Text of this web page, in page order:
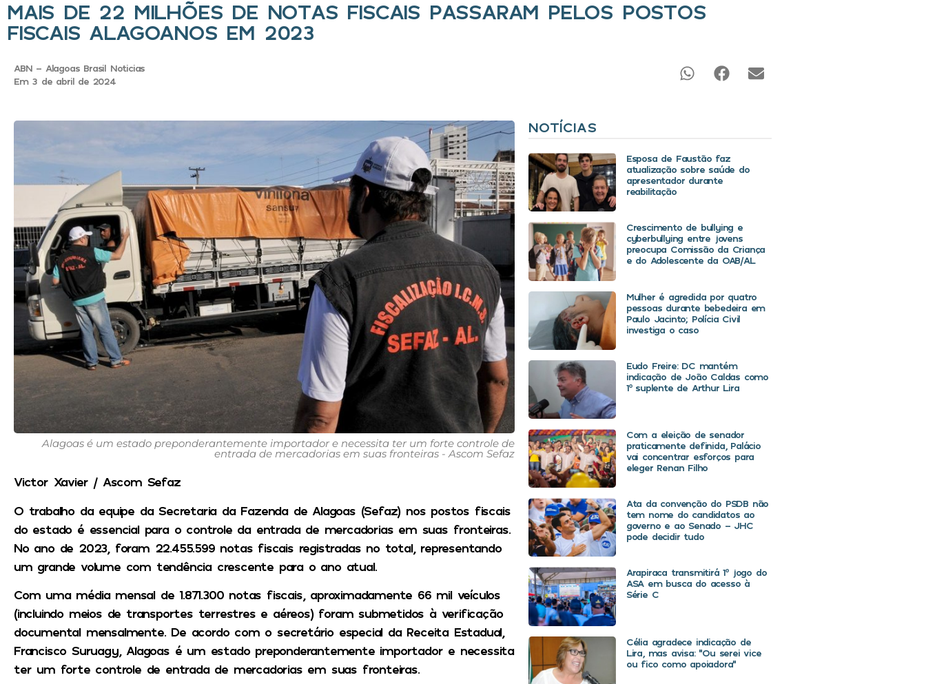
MAIS DE 22 MILHÕES DE NOTAS FISCAIS PASSARAM PELOS POSTOS
FISCAIS ALAGOANOS EM 2023
ABN - Alagoas Brasil Noticias
Em 3 de abril de 2024
Alagoas é um estado preponderantemente importador e necessita ter um forte controle de
entrada de mercadorias em suas fronteiras - Ascom Sefaz
Victor Xavier / Ascom Sefaz
O trabalho da equipe da Secretaria da Fazenda de Alagoas (Sefaz) nos postos fiscais
do estado é essencial para o controle da entrada de mercadorias em suas fronteiras.
No ano de 2023, foram 22.455.599 notas fiscais registradas no total, representando
um grande volume com tendência crescente para o ano atual.
Com uma média mensal de 1.871.300 notas fiscais, aproximadamente 66 mil veículos
(incluindo meios de transportes terrestres e aéreos) foram submetidos à verificação
documental mensalmente. De acordo com o secretário especial da Receita Estadual,
Francisco Suruagy, Alagoas é um estado preponderantemente importador e necessita
ter um forte controle de entrada de mercadorias em suas fronteiras.
NOTÍCIAS
Esposa de Faustão faz
atualização sobre saúde do
apresentador durante
reabilitação
Crescimento de bullying e
cyberbullying entre jovens
preocupa Comissão da Criança
e do Adolescente da OAB/AL
Mulher é agredida por quatro
pessoas durante bebedeira em
Paulo Jacinto; Polícia Civil
investiga o caso
Eudo Freire: DC mantém
indicação de João Caldas como
1º suplente de Arthur Lira
Com a eleição de senador
praticamente definida, Palácio
vai concentrar esforços para
eleger Renan Filho
Ata da convenção do PSDB não
tem nome do candidatos ao
governo e ao Senado – JHC
pode decidir tudo
Arapiraca transmitirá 1º jogo do
ASA em busca do acesso à
Série C
Célia agradece indicação de
Lira, mas avisa: “Ou serei vice
ou fico como apoiadora”